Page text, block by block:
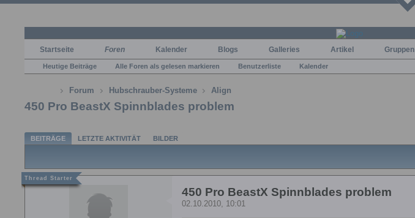
Startseite Foren Kalender Blogs Galleries Artikel Gruppen
Heutige Beiträge Alle Foren als gelesen markieren Benutzerliste Kalender
Forum Hubschrauber-Systeme Align
450 Pro BeastX Spinnblades problem
BEITRÄGE LETZTE AKTIVITÄT BILDER
450 Pro BeastX Spinnblades problem
02.10.2010, 10:01